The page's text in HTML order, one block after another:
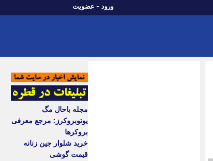
ورود - عضویت
مجله باحال مگ
یوتوبروکرز: مرجع معرفی
بروکرها
خرید شلوار جین زنانه
قیمت گوشی